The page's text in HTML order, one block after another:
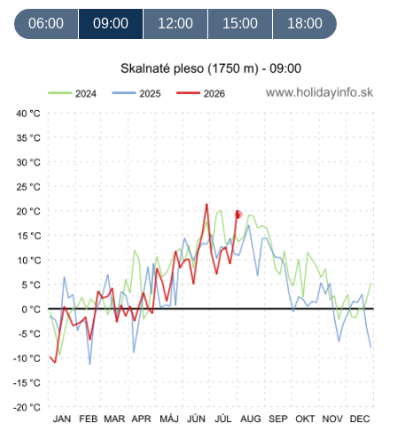
06:00 09:00 12:00 15:00 18:00